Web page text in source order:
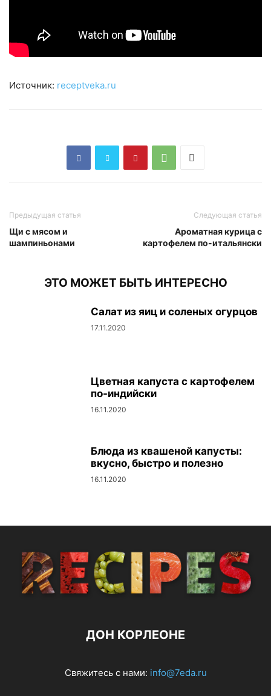
Источник: receptveka.ru
Предыдущая статья
Щи с мясом и
шампиньонами
Следующая статья
Ароматная курица с
картофелем по-итальянски
ЭТО МОЖЕТ БЫТЬ ИНТЕРЕСНО
Салат из яиц и соленых огурцов
17.11.2020
Цветная капуста с картофелем
по-индийски
16.11.2020
Блюда из квашеной капусты:
вкусно, быстро и полезно
16.11.2020
ДОН КОРЛЕОНЕ
Свяжитесь с нами: info@7eda.ru